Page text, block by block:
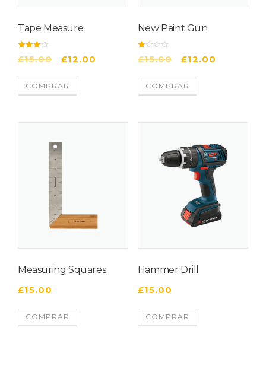
Tape Measure
4
de 5
£15.00 £12.00
COMPRAR
New Paint Gun
2
de 5
£15.00 £12.00
COMPRAR
Measuring Squares
£15.00
COMPRAR
Hammer Drill
£15.00
COMPRAR